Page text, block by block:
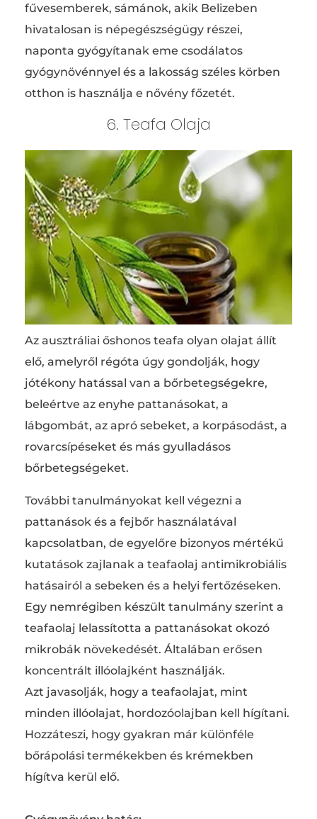
fűvesemberek, sámánok, akik Belizeben
hivatalosan is népegészségügy részei,
naponta gyógyítanak eme csodálatos
gyógynövénnyel és a lakosság széles körben
otthon is használja e nővény főzetét.
6. Teafa Olaja
Az ausztráliai őshonos teafa olyan olajat állít
elő, amelyről régóta úgy gondolják, hogy
jótékony hatással van a bőrbetegségekre,
beleértve az enyhe pattanásokat, a
lábgombát, az apró sebeket, a korpásodást, a
rovarcsípéseket és más gyulladásos
bőrbetegségeket.
További tanulmányokat kell végezni a
pattanások és a fejbőr használatával
kapcsolatban, de egyelőre bizonyos mértékű
kutatások zajlanak a teafaolaj antimikrobiális
hatásairól a sebeken és a helyi fertőzéseken.
Egy nemrégiben készült tanulmány szerint a
teafaolaj lelassította a pattanásokat okozó
mikrobák növekedését. Általában erősen
koncentrált illóolajként használják.
Azt javasolják, hogy a teafaolajat, mint
minden illóolajat, hordozóolajban kell hígítani.
Hozzáteszi, hogy gyakran már különféle
bőrápolási termékekben és krémekben
hígítva kerül elő.